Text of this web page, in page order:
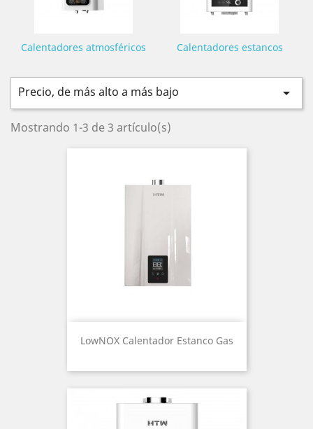
Calentadores atmosféricos Calentadores estancos
Precio, de más alto a más bajo 
Mostrando 1-3 de 3 artículo(s)
LowNOX Calentador Estanco Gas